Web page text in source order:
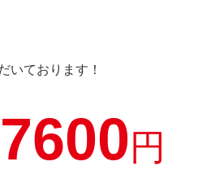
いております！
円